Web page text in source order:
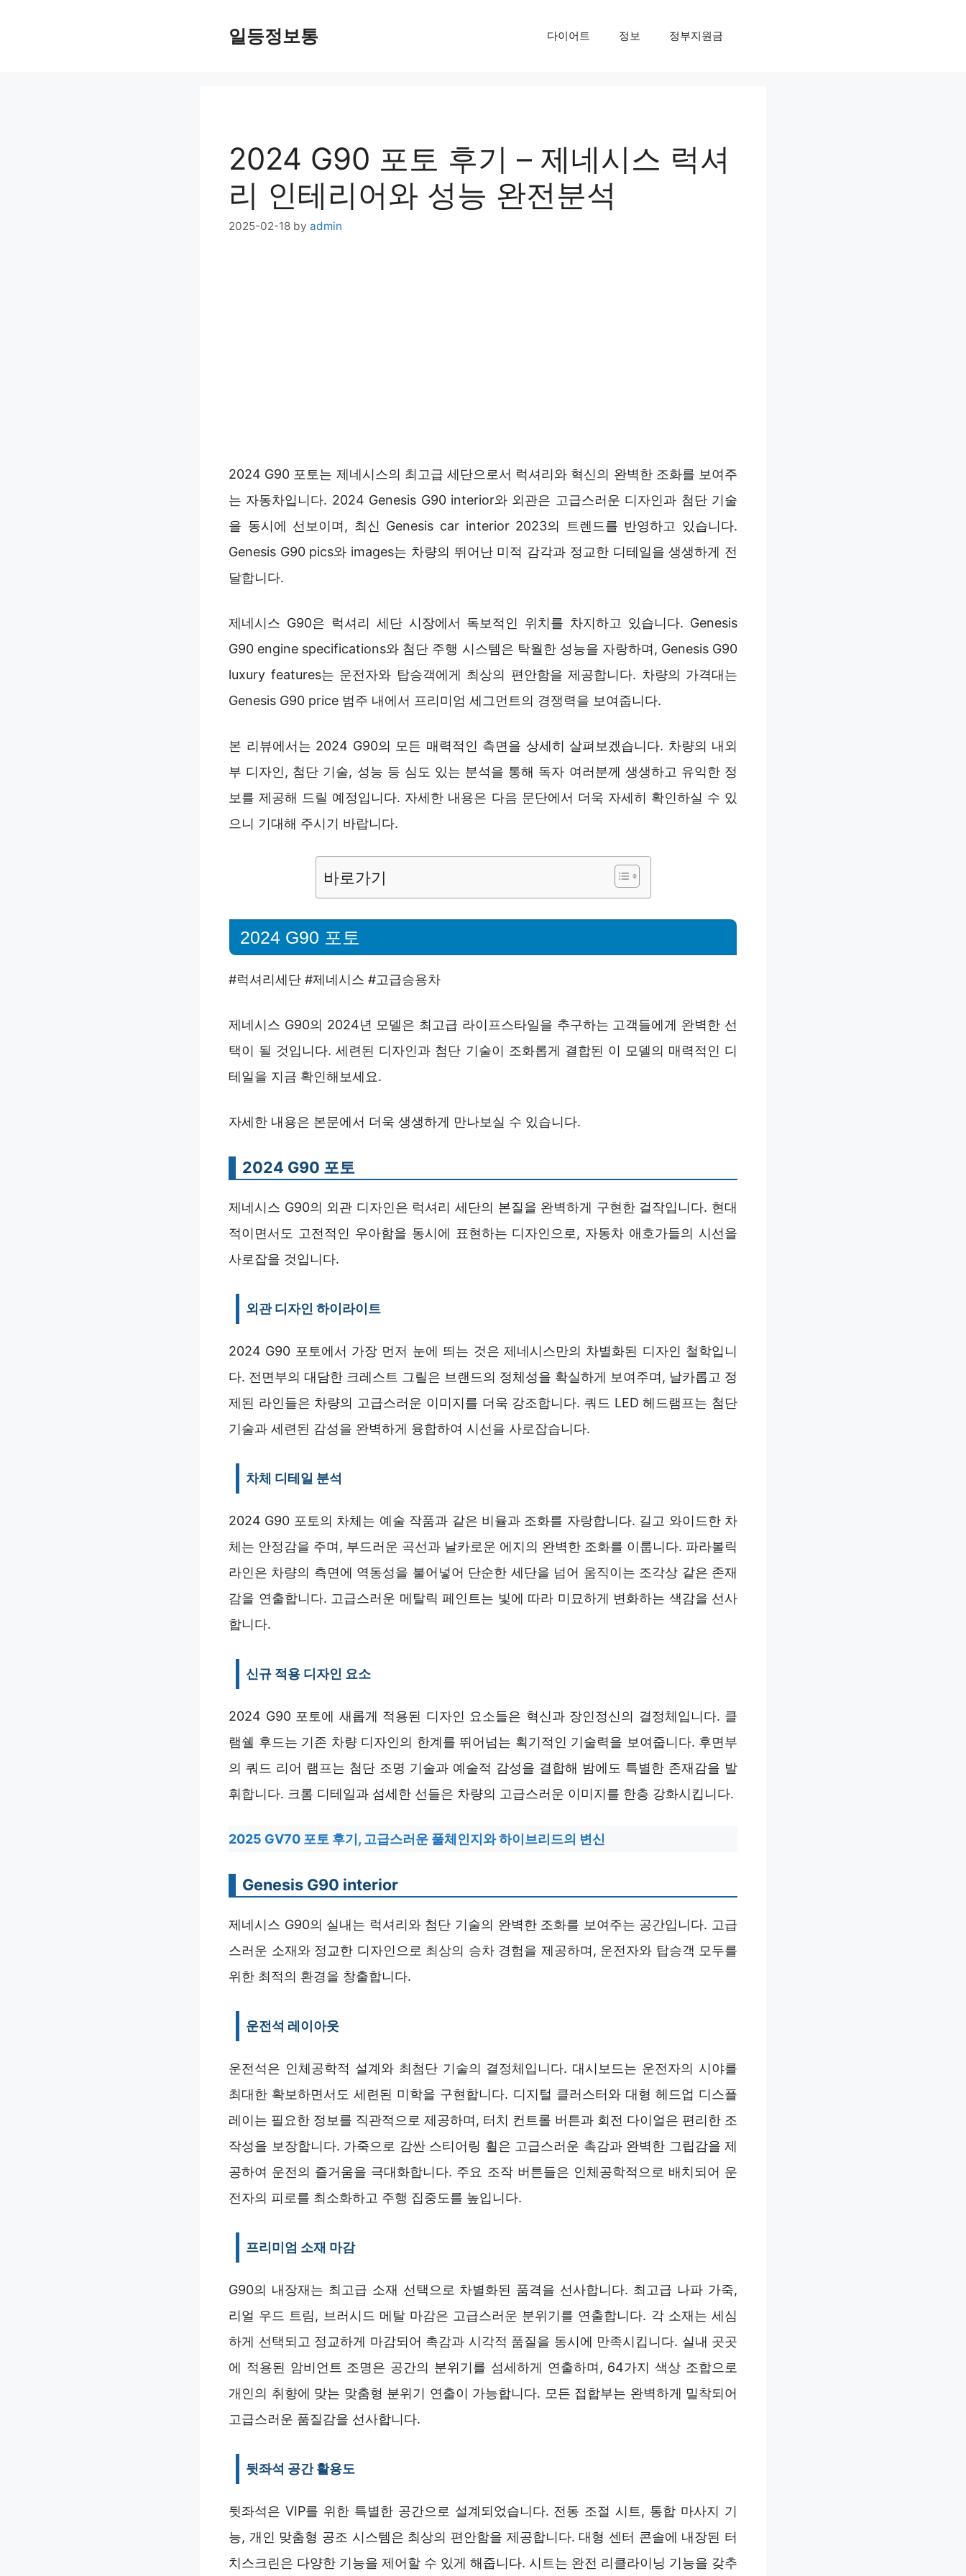
일등정보통 다이어트 정보 정부지원금
2024 G90 포토 후기 – 제네시스 럭셔
리 인테리어와 성능 완전분석
2025-02-18 by admin
2024 G90 포토는 제네시스의 최고급 세단으로서 럭셔리와 혁신의 완벽한 조화를 보여주
는 자동차입니다. 2024 Genesis G90 interior와 외관은 고급스러운 디자인과 첨단 기술
을 동시에 선보이며, 최신 Genesis car interior 2023의 트렌드를 반영하고 있습니다.
Genesis G90 pics와 images는 차량의 뛰어난 미적 감각과 정교한 디테일을 생생하게 전
달합니다.
제네시스 G90은 럭셔리 세단 시장에서 독보적인 위치를 차지하고 있습니다. Genesis
G90 engine specifications와 첨단 주행 시스템은 탁월한 성능을 자랑하며, Genesis G90
luxury features는 운전자와 탑승객에게 최상의 편안함을 제공합니다. 차량의 가격대는
Genesis G90 price 범주 내에서 프리미엄 세그먼트의 경쟁력을 보여줍니다.
본 리뷰에서는 2024 G90의 모든 매력적인 측면을 상세히 살펴보겠습니다. 차량의 내외
부 디자인, 첨단 기술, 성능 등 심도 있는 분석을 통해 독자 여러분께 생생하고 유익한 정
보를 제공해 드릴 예정입니다. 자세한 내용은 다음 문단에서 더욱 자세히 확인하실 수 있
으니 기대해 주시기 바랍니다.
바로가기
2024 G90 포토
#럭셔리세단 #제네시스 #고급승용차
제네시스 G90의 2024년 모델은 최고급 라이프스타일을 추구하는 고객들에게 완벽한 선
택이 될 것입니다. 세련된 디자인과 첨단 기술이 조화롭게 결합된 이 모델의 매력적인 디
테일을 지금 확인해보세요.
자세한 내용은 본문에서 더욱 생생하게 만나보실 수 있습니다.
2024 G90 포토
제네시스 G90의 외관 디자인은 럭셔리 세단의 본질을 완벽하게 구현한 걸작입니다. 현대
적이면서도 고전적인 우아함을 동시에 표현하는 디자인으로, 자동차 애호가들의 시선을
사로잡을 것입니다.
외관 디자인 하이라이트
2024 G90 포토에서 가장 먼저 눈에 띄는 것은 제네시스만의 차별화된 디자인 철학입니
다. 전면부의 대담한 크레스트 그릴은 브랜드의 정체성을 확실하게 보여주며, 날카롭고 정
제된 라인들은 차량의 고급스러운 이미지를 더욱 강조합니다. 쿼드 LED 헤드램프는 첨단
기술과 세련된 감성을 완벽하게 융합하여 시선을 사로잡습니다.
차체 디테일 분석
2024 G90 포토의 차체는 예술 작품과 같은 비율과 조화를 자랑합니다. 길고 와이드한 차
체는 안정감을 주며, 부드러운 곡선과 날카로운 에지의 완벽한 조화를 이룹니다. 파라볼릭
라인은 차량의 측면에 역동성을 불어넣어 단순한 세단을 넘어 움직이는 조각상 같은 존재
감을 연출합니다. 고급스러운 메탈릭 페인트는 빛에 따라 미묘하게 변화하는 색감을 선사
합니다.
신규 적용 디자인 요소
2024 G90 포토에 새롭게 적용된 디자인 요소들은 혁신과 장인정신의 결정체입니다. 클
램쉘 후드는 기존 차량 디자인의 한계를 뛰어넘는 획기적인 기술력을 보여줍니다. 후면부
의 쿼드 리어 램프는 첨단 조명 기술과 예술적 감성을 결합해 밤에도 특별한 존재감을 발
휘합니다. 크롬 디테일과 섬세한 선들은 차량의 고급스러운 이미지를 한층 강화시킵니다.
2025 GV70 포토 후기, 고급스러운 풀체인지와 하이브리드의 변신
Genesis G90 interior
제네시스 G90의 실내는 럭셔리와 첨단 기술의 완벽한 조화를 보여주는 공간입니다. 고급
스러운 소재와 정교한 디자인으로 최상의 승차 경험을 제공하며, 운전자와 탑승객 모두를
위한 최적의 환경을 창출합니다.
운전석 레이아웃
운전석은 인체공학적 설계와 최첨단 기술의 결정체입니다. 대시보드는 운전자의 시야를
최대한 확보하면서도 세련된 미학을 구현합니다. 디지털 클러스터와 대형 헤드업 디스플
레이는 필요한 정보를 직관적으로 제공하며, 터치 컨트롤 버튼과 회전 다이얼은 편리한 조
작성을 보장합니다. 가죽으로 감싼 스티어링 휠은 고급스러운 촉감과 완벽한 그립감을 제
공하여 운전의 즐거움을 극대화합니다. 주요 조작 버튼들은 인체공학적으로 배치되어 운
전자의 피로를 최소화하고 주행 집중도를 높입니다.
프리미엄 소재 마감
G90의 내장재는 최고급 소재 선택으로 차별화된 품격을 선사합니다. 최고급 나파 가죽,
리얼 우드 트림, 브러시드 메탈 마감은 고급스러운 분위기를 연출합니다. 각 소재는 세심
하게 선택되고 정교하게 마감되어 촉감과 시각적 품질을 동시에 만족시킵니다. 실내 곳곳
에 적용된 암비언트 조명은 공간의 분위기를 섬세하게 연출하며, 64가지 색상 조합으로
개인의 취향에 맞는 맞춤형 분위기 연출이 가능합니다. 모든 접합부는 완벽하게 밀착되어
고급스러운 품질감을 선사합니다.
뒷좌석 공간 활용도
뒷좌석은 VIP를 위한 특별한 공간으로 설계되었습니다. 전동 조절 시트, 통합 마사지 기
능, 개인 맞춤형 공조 시스템은 최상의 편안함을 제공합니다. 대형 센터 콘솔에 내장된 터
치스크린은 다양한 기능을 제어할 수 있게 해줍니다. 시트는 완전 리클라이닝 기능을 갖추